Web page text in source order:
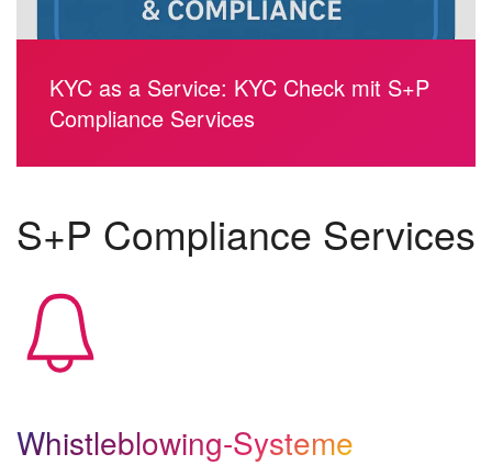
KYC as a Service: KYC Check mit S+P
Compliance Services
S+P Compliance Services
Whistleblowing-Systeme